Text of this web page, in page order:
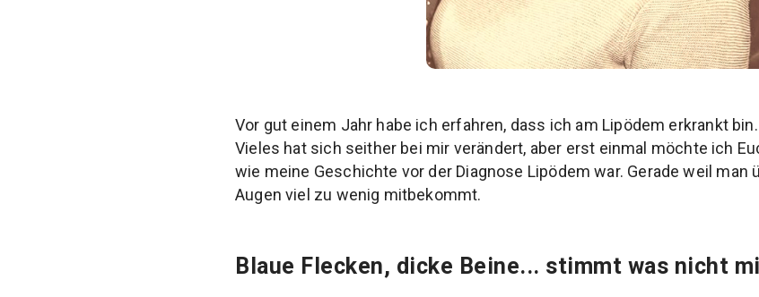
Vor gut einem Jahr habe ich erfahren, dass ich am Lipödem erkrankt
Vieles hat sich seither bei mir verändert, aber erst einmal möchte ich
wie meine Geschichte vor der Diagnose Lipödem war. Gerade weil man
Augen viel zu wenig mitbekommt.
Blaue Flecken, dicke Beine... stimmt was nicht